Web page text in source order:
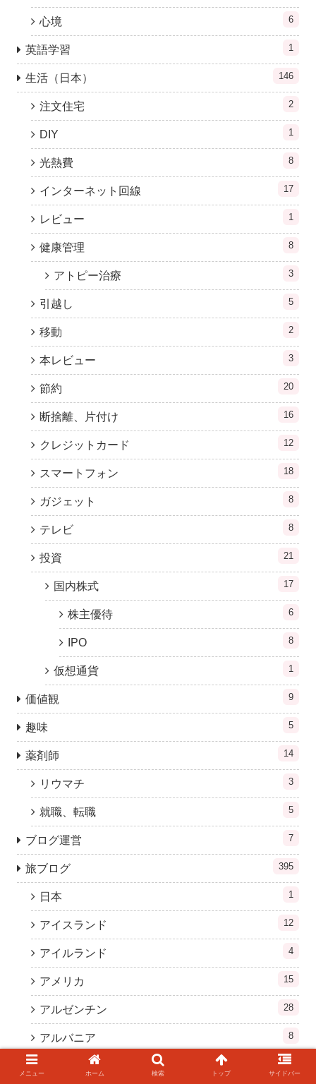
心境 6
英語学習 1
生活（日本） 146
注文住宅 2
DIY 1
光熱費 8
インターネット回線 17
レビュー 1
健康管理 8
アトピー治療 3
引越し 5
移動 2
本レビュー 3
節約 20
断捨離、片付け 16
クレジットカード 12
スマートフォン 18
ガジェット 8
テレビ 8
投資 21
国内株式 17
株主優待 6
IPO 8
仮想通貨 1
価値観 9
趣味 5
薬剤師 14
リウマチ 3
就職、転職 5
ブログ運営 7
旅ブログ 395
日本 1
アイスランド 12
アイルランド 4
アメリカ 15
アルゼンチン 28
アルバニア 8
16
メニュー ホーム 検索 トップ サイドバー